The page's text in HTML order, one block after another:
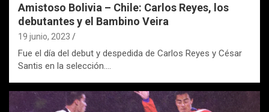
Amistoso Bolivia – Chile: Carlos Reyes, los
debutantes y el Bambino Veira
19 junio, 2023
Fue el día del debut y despedida de Carlos Reyes y César
Santis en la selección.…